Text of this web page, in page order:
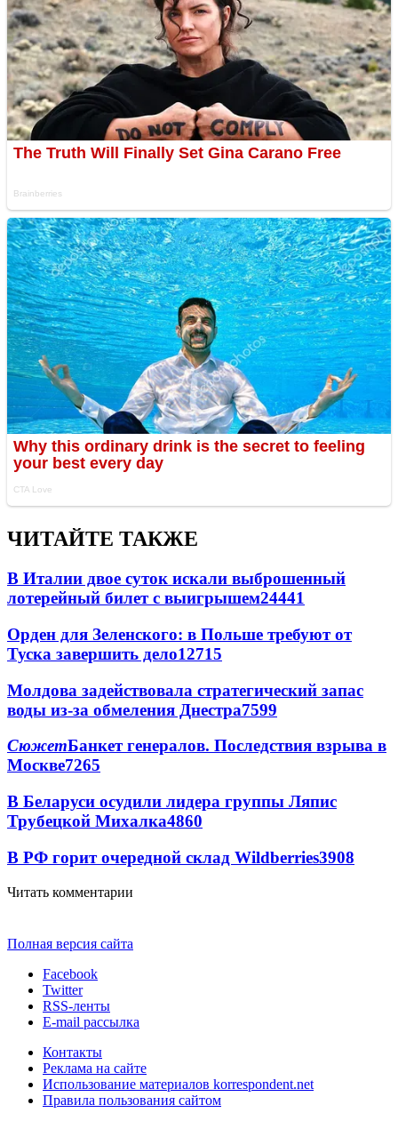
ЧИТАЙТЕ ТАКЖЕ
В Италии двое суток искали выброшенный
лотерейный билет с выигрышем24441
Орден для Зеленского: в Польше требуют от
Туска завершить дело12715
Молдова задействовала стратегический запас
воды из-за обмеления Днестра7599
СюжетБанкет генералов. Последствия взрыва в
Москве7265
В Беларуси осудили лидера группы Ляпис
Трубецкой Михалка4860
В РФ горит очередной склад Wildberries3908
Читать комментарии
Полная версия сайта
Facebook
Twitter
RSS-ленты
E-mail рассылка
Контакты
Реклама на сайте
Использование материалов korrespondent.net
Правила пользования сайтом